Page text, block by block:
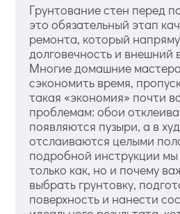
Грунтование стен перед
это обязательный этап
ремонта, который
долговечность и внешний
Многие домашние
сэкономить время,
такая «экономия» почти
проблемам: обои
появляются пузыри, а в
отслаиваются целыми
подробной инструкции
только как, но и почему
выбрать грунтовку,
поверхность и нанести